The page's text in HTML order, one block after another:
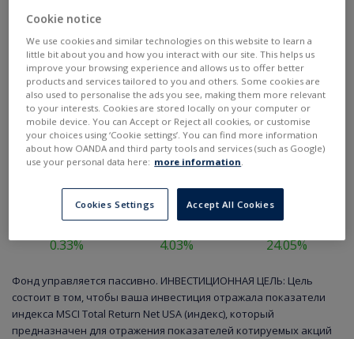
0.33% 4.03% 24.05%
Фонд управляется пассивно. ИНВЕСТИЦИОННАЯ ЦЕЛЬ: Цель
состоит в том, чтобы ваша инвестиция отражала показатели
индекса MSCI Total Return Net USA (индекс), который
предназначен для отражения показателей котируемых акций
Cookie notice
We use cookies and similar technologies on this website to learn a
little bit about you and how you interact with our site. This helps us
improve your browsing experience and allows us to offer better
products and services tailored to you and others. Some cookies are
also used to personalise the ads you see, making them more relevant
to your interests. Cookies are stored locally on your computer or
mobile device. You can Accept or Reject all cookies, or customise
your choices using ‘Cookie settings’. You can find more information
about how OANDA and third party tools and services (such as Google)
use your personal data here: more information
Cookies Settings Accept All Cookies